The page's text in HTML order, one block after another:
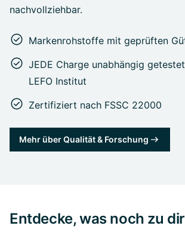
nachvollziehbar.
Markenrohstoffe mit geprüften
JEDE Charge unabhängig
LEFO Institut
Zertifiziert nach FSSC 22000
Mehr über Qualität & Forschung
Entdecke, was noch zu